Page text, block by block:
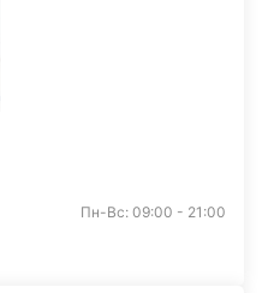
Пн-Вс: 09:00 - 21:00